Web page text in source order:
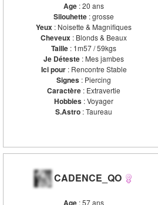
Age : 20 ans
Silouhette : grosse
Yeux : Noisette & Magnifiques
Cheveux : Blonds & Beaux
Taille : 1m57 / 59kgs
Je Déteste : Mes jambes
Ici pour: Rencontre Stable
Signes : Piercing
Caractère : Extravertie
Hobbies : Voyager
S.Astro : Taureau
CADENCE_QO
Age : 57 ans